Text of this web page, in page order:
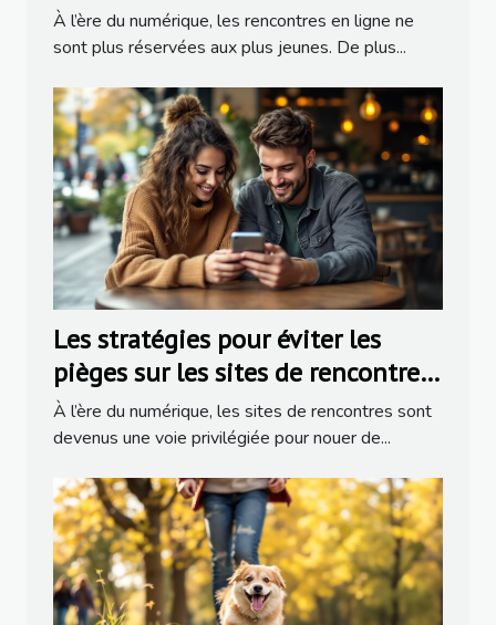
À l’ère du numérique, les rencontres en ligne ne
sont plus réservées aux plus jeunes. De plus...
Les stratégies pour éviter les
pièges sur les sites de rencontres
populaires
À l’ère du numérique, les sites de rencontres sont
devenus une voie privilégiée pour nouer de...